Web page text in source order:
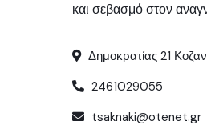
και σεβασμό στον
Δημοκρατίας 21
2461029055
tsaknaki@otenet.gr